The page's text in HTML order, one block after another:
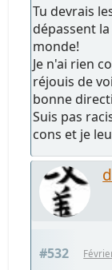
Tu devrais
dépassent
monde!
Je n'ai rien
réjouis de
bonne
Suis pas
cons et je
#532